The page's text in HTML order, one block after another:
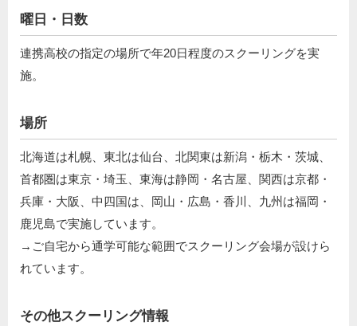
曜日・日数
連携高校の指定の場所で年20日程度のスクーリングを実
施。
場所
北海道は札幌、東北は仙台、北関東は新潟・栃木・茨城、
首都圏は東京・埼玉、東海は静岡・名古屋、関西は京都・
兵庫・大阪、中四国は、岡山・広島・香川、九州は福岡・
鹿児島で実施しています。
→ご自宅から通学可能な範囲でスクーリング会場が設けら
れています。
その他スクーリング情報